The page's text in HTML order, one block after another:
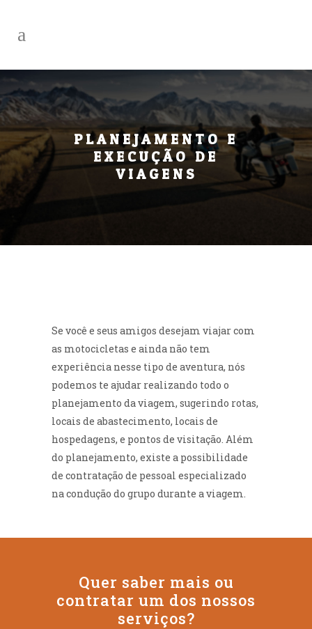
PLANEJAMENTO E
EXECUÇÃO DE
VIAGENS
Se você e seus amigos desejam viajar com
as motocicletas e ainda não tem
experiência nesse tipo de aventura, nós
podemos te ajudar realizando todo o
planejamento da viagem, sugerindo rotas,
locais de abastecimento, locais de
hospedagens, e pontos de visitação. Além
do planejamento, existe a possibilidade
de contratação de pessoal especializado
na condução do grupo durante a viagem.
Quer saber mais ou
contratar um dos nossos
serviços?
(48) 9999-1328